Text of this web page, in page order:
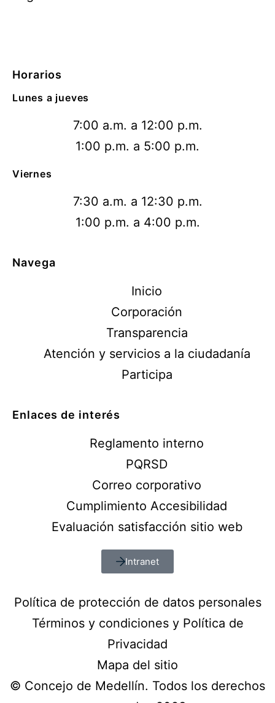
Horarios
Lunes a jueves
7:00 a.m. a 12:00 p.m.
1:00 p.m. a 5:00 p.m.
Viernes
7:30 a.m. a 12:30 p.m.
1:00 p.m. a 4:00 p.m.
Navega
Inicio
Corporación
Transparencia
Atención y servicios a la ciudadanía
Participa
Enlaces de interés
Reglamento interno
PQRSD
Correo corporativo
Cumplimiento Accesibilidad
Evaluación satisfacción sitio web
Intranet
Política de protección de datos personales
Términos y condiciones y Política de
Privacidad
Mapa del sitio
© Concejo de Medellín. Todos los derechos